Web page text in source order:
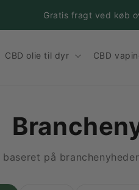
Gratis fragt ved køb
CBD olie til dyr CBD
baseret på